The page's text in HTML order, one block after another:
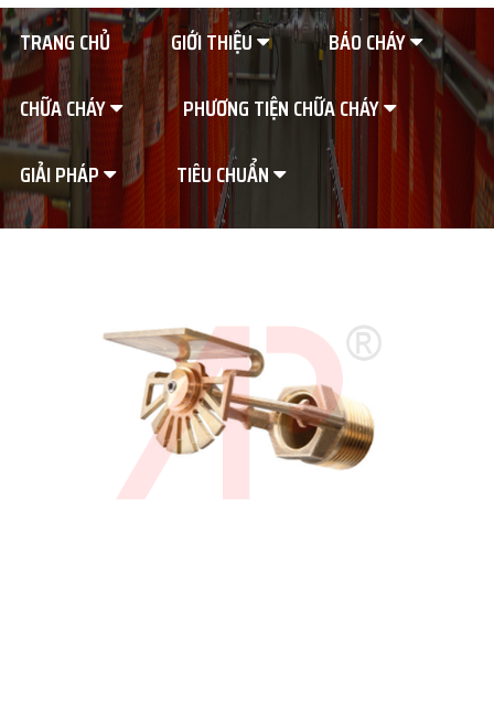
TRANG CHỦ GIỚI THIỆU
BÁO CHÁY
CHỮA CHÁY
PHƯƠNG TIỆN CHỮA CHÁY
GIẢI PHÁP
TIÊU CHUẨN